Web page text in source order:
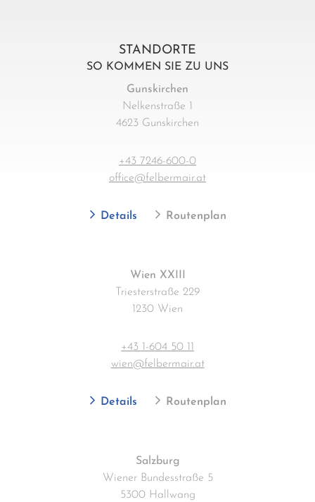
STANDORTE
SO KOMMEN SIE ZU UNS
Gunskirchen
Nelkenstraße 1
4623 Gunskirchen
+43 7246-600-0
office@felbermair.at
Details Routenplan
Wien XXIII
Triesterstraße 229
1230 Wien
+43 1-604 50 11
wien@felbermair.at
Details Routenplan
Salzburg
Wiener Bundesstraße 5
5300 Hallwang